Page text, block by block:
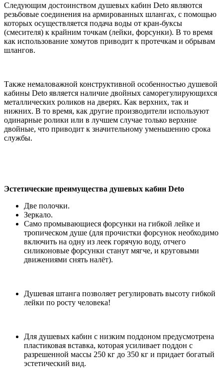
Следующим достоинством душевых кабин Deto являются
резьбовые соединения на армированных шлангах, с помощью
которых осуществляется подача воды от кран-буксы
(смесителя) к крайним точкам (лейки, форсунки). В то время
как использование хомутов приводит к протечкам и обрывам
шлангов.
Также немаловажной конструктивной особенностью душевой
кабины Deto является наличие двойных саморегулирующихся
металлических роликов на дверях. Как верхних, так и
нижних. В то время, как другие производители используют
одинарные ролики или в лучшем случае только верхние
двойные, что приводит к значительному уменьшению срока
службы.
Эстетические преимущества душевых кабин Deto
Две полочки.
Зеркало.
Само промывающиеся форсунки на гибкой лейке и
тропическом душе (для прочистки форсунок необходимо
включить на одну из леек горячую воду, отчего
силиконовые форсунки станут мягче, и круговыми
движениями снять налёт).
Душевая штанга позволяет регулировать высоту гибкой
лейки по росту человека!
Для душевых кабин с низким поддоном предусмотрена
пластиковая вставка, которая усиливает поддон с
разрешенной массы 250 кг до 350 кг и придает богатый
эстетический вид.